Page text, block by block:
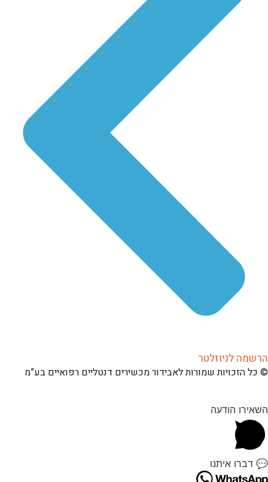
הרשמה לניוזלטר
© כל הזכויות שמורות לאבידור מכשירים דנטליים רפואיים בע”מ
השאירו הודעה
💬 דברו איתנו